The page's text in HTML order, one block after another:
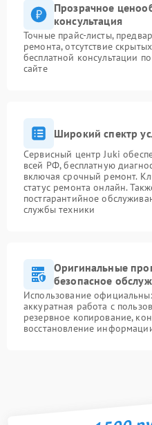
Прозрачное
консультация
Точные прайс-листы,
ремонта, отсутствие
бесплатной консультации
сайте
Широкий спектр
Сервисный центр Juki
всей РФ, бесплатную
включая срочный ремонт.
статус ремонта онлайн.
постгарантийное
службы техники
Оригинальные
безопасное
Использование
аккуратная работа с
резервное копирование,
восстановление